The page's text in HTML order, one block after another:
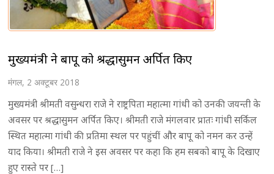
मुख्यमंत्री ने बापू को श्रद्धासुमन अर्पित किए
मंगल, 2 अक्टूबर 2018
मुख्यमंत्री श्रीमती वसुन्धरा राजे ने राष्ट्रपिता महात्मा गांधी को उनकी जयन्ती के
अवसर पर श्रद्धासुमन अर्पित किए। श्रीमती राजे मंगलवार प्रातः गांधी सर्किल
स्थित महात्मा गांधी की प्रतिमा स्थल पर पहुंचीं और बापू को नमन कर उन्हें
याद किया। श्रीमती राजे ने इस अवसर पर कहा कि हम सबको बापू के दिखाए
हुए रास्ते पर […]